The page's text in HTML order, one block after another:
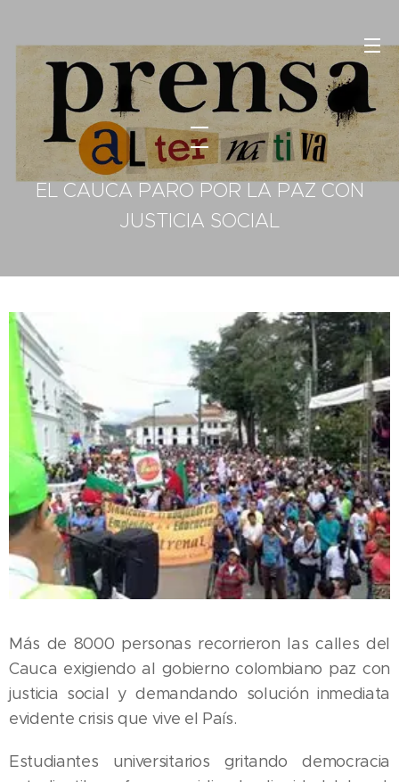
EL CAUCA PARO POR LA PAZ CON
JUSTICIA SOCIAL
Más de 8000 personas recorrieron las calles del
Cauca exigiendo al gobierno colombiano paz con
justicia social y demandando solución inmediata
evidente crisis que vive el País.
Estudiantes universitarios gritando democracia